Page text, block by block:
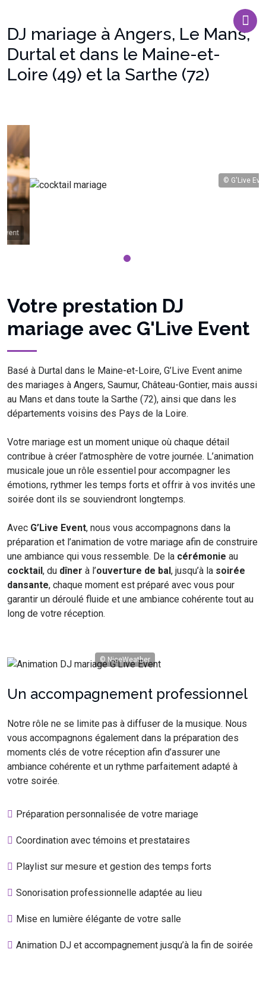
DJ mariage à Angers, Le Mans,
Durtal et dans le Maine-et-
Loire (49) et la Sarthe (72)
© G'Live Event
Votre prestation DJ
mariage avec G'Live Event
Basé à Durtal dans le Maine-et-Loire, G’Live Event anime
des mariages à Angers, Saumur, Château-Gontier, mais aussi
au Mans et dans toute la Sarthe (72), ainsi que dans les
départements voisins des Pays de la Loire.
Votre mariage est un moment unique où chaque détail
contribue à créer l’atmosphère de votre journée. L’animation
musicale joue un rôle essentiel pour accompagner les
émotions, rythmer les temps forts et offrir à vos invités une
soirée dont ils se souviendront longtemps.
Avec G’Live Event, nous vous accompagnons dans la
préparation et l’animation de votre mariage afin de construire
une ambiance qui vous ressemble. De la cérémonie au
cocktail, du dîner à l’ouverture de bal, jusqu’à la soirée
dansante, chaque moment est préparé avec vous pour
garantir un déroulé fluide et une ambiance cohérente tout au
long de votre réception.
© NiceWeather
Un accompagnement professionnel
Notre rôle ne se limite pas à diffuser de la musique. Nous
vous accompagnons également dans la préparation des
moments clés de votre réception afin d’assurer une
ambiance cohérente et un rythme parfaitement adapté à
votre soirée.
Préparation personnalisée de votre mariage
Coordination avec témoins et prestataires
Playlist sur mesure et gestion des temps forts
Sonorisation professionnelle adaptée au lieu
Mise en lumière élégante de votre salle
Animation DJ et accompagnement jusqu’à la fin de soirée